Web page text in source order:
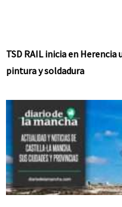
TSD RAIL inicia en
pintura y soldadura